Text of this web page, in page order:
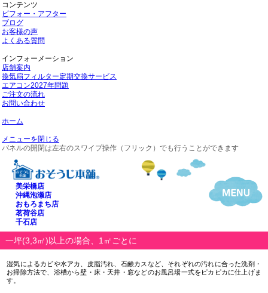
コンテンツ
ビフォー・アフター
ブログ
お客様の声
よくある質問
インフォーメーション
店舗案内
換気扇フィルター定期交換サービス
エアコン2027年問題
ご注文の流れ
お問い合わせ
ホーム
メニューを閉じる
パネルの開閉は左右のスワイプ操作（フリック）でも行うことができます
美栄橋店
沖縄泡瀬店
おもろまち店
茗荷谷店
千石店
一坪(3,3㎡)以上の場合、1㎡ごとに
湿気によるカビや水アカ、皮脂汚れ、石鹸カスなど、それぞれの汚れに合った洗剤・
お掃除方法で、浴槽から壁・床・天井・窓などのお風呂場一式をピカピカに仕上げま
す。